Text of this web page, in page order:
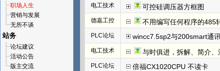
职场人生
营销与发展
无所不谈
站务
论坛建议
活动公告
版主交流
电工技术 可控硅调压器方框图
德嘉工控 不用编写任何程序的485
PLC论坛 wincc7.5sp2与200smart通
电工技术 与时俱进，拆解、简介
PLC论坛 倍福CX1020CPU 不读卡